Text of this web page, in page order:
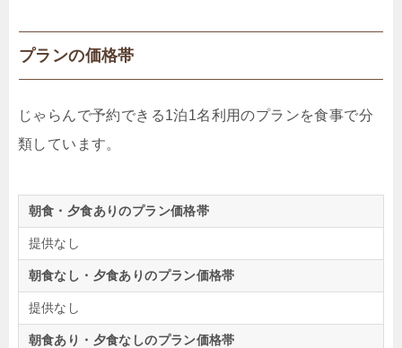
プランの価格帯
じゃらんで予約できる1泊1名利用のプランを食事で分
類しています。
朝食・夕食ありのプラン価格帯
提供なし
朝食なし・夕食ありのプラン価格帯
提供なし
朝食あり・夕食なしのプラン価格帯